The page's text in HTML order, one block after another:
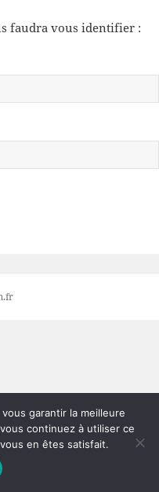
faudra vous identifier :
garantir la meilleure
continuez à utiliser ce
en êtes satisfait.